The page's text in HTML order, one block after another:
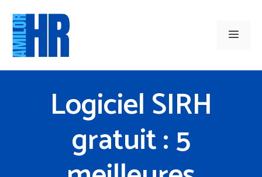
contenu
Menu
Logiciel SIRH
gratuit : 5